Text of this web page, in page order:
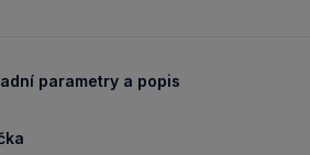
parametry a popis